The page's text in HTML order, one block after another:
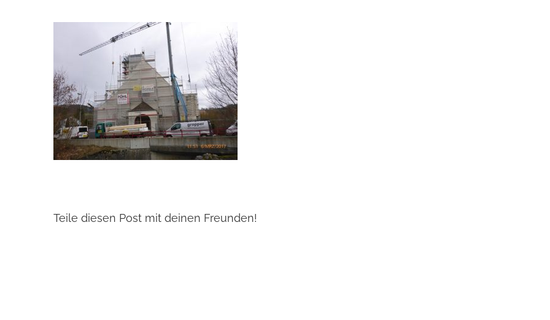
Teile diesen Post mit deinen Freunden!